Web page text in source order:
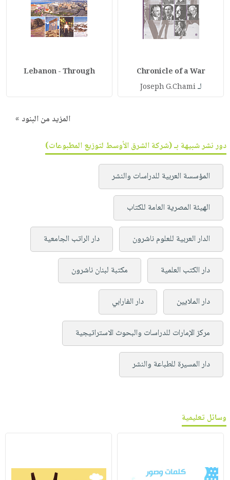
Chronicle of a War
لـJoseph G.Chami
Lebanon - Through
المزيد من البنود »
دور نشر شبيهة بـ (شركة الشرق الأوسط لتوزيع المطبوعات)
المؤسسة العربية للدراسات والنشر
الهيئة المصرية العامة للكتاب
الدار العربية للعلوم ناشرون دار الراتب الجامعية
دار الكتب العلمية مكتبة لبنان ناشرون
دار الملايين دار الفارابي
مركز الإمارات للدراسات والبحوث الاستراتيجية
دار المسيرة للطباعة والنشر
وسائل تعليمية